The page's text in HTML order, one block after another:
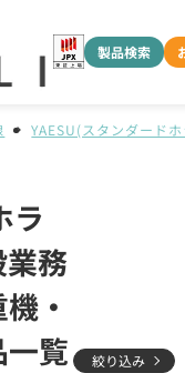
製品検索
YAESU(スタンダード
ラ
務
・
覧
絞り込み